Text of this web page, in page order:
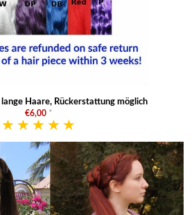
Haare, Rückerstattung möglich
€6,00 *